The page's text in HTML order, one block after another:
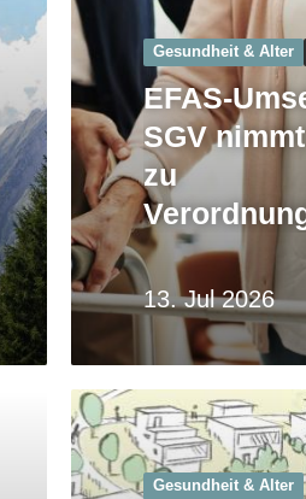
13. Jul 2026
Gesundheit & Alter
EFAS-
SGV
zu
Gesundheit & Alter